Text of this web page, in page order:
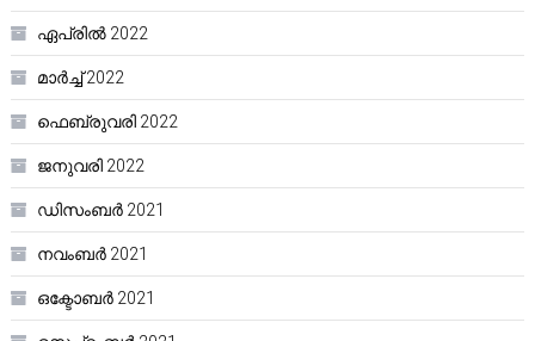
ഏപ്രിൽ 2022
മാർച്ച്‌ 2022
ഫെബ്രുവരി 2022
ജനുവരി 2022
ഡിസംബർ 2021
നവംബർ 2021
ഒക്ടോബർ 2021